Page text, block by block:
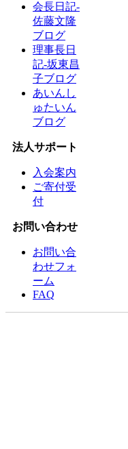
会長日記-
佐藤文隆
ブログ
理事長日
記-坂東昌
子ブログ
あいんし
ゅたいん
ブログ
法人サポート
入会案内
ご寄付受
付
お問い合わせ
お問い合
わせフォ
ーム
FAQ